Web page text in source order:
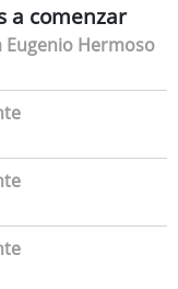
a comenzar
Eugenio Hermoso